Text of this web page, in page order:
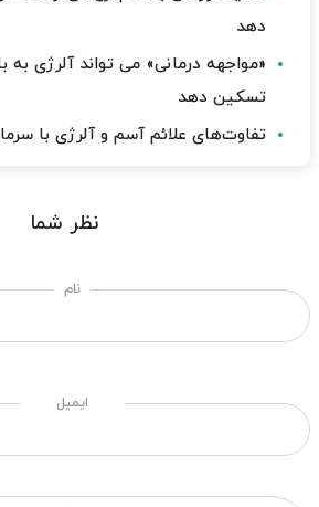
دهد
«مواجهه درمانی» می تواند آلرژی به
تسکین دهد
تفاوت‌های علائم آسم و آلرژی با
نظر شما
نام
ایمیل